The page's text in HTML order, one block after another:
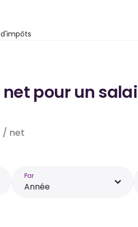
pour un
/ net
Par
Année